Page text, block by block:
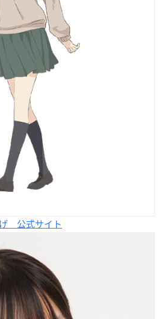
公式サイト